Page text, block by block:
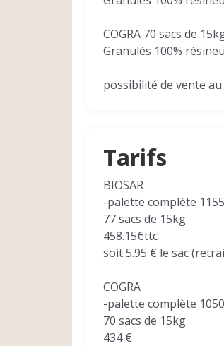
COGRA 70 sacs de
Granulés 100%
possibilité de vente
Tarifs
BIOSAR
-palette complète
77 sacs de 15kg
458.15€ttc
soit 5.95 € le sac
COGRA
-palette complète
70 sacs de 15kg
434 €